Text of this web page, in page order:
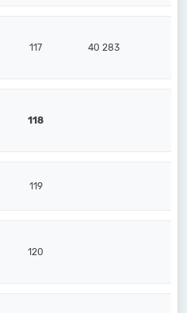
117 40 283
118
119
120